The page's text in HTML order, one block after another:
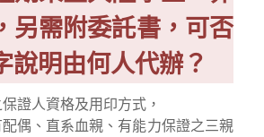
另需附委託書，可否
說明由何人代辦？
證人資格及用印方式，
偶、直系血親、有能力保證之三親